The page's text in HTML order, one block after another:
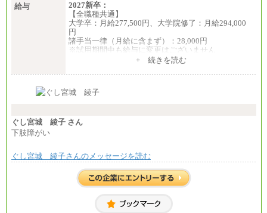
給与
2027新卒：
【全職種共通】
大学卒：月給277,500円、大学院修了：月給294,000
円
諸手当一律（月給に含まず）：28,000円
※試用期間中も給与に変更はございません
月給370,000円～
ます。
の各種手当を含む金額です）
+ 続きを読む
ぐし宮城 綾子 さん
下肢障がい
ぐし宮城 綾子さんのメッセージを読む